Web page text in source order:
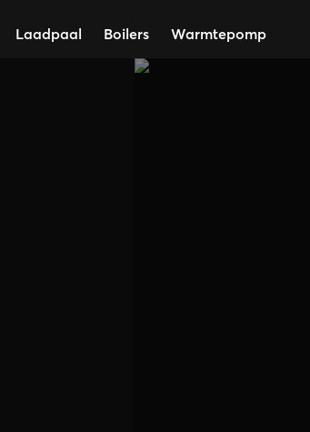
Laadpaal Boilers Warmtepomp